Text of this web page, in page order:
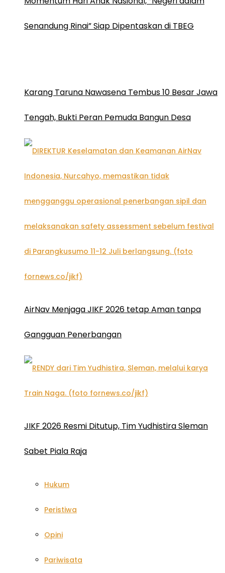
Senandung Rinai” Siap Dipentaskan di TBEG
Karang Taruna Nawasena Tembus 10 Besar Jawa
Tengah, Bukti Peran Pemuda Bangun Desa
AirNav Menjaga JIKF 2026 tetap Aman tanpa
Gangguan Penerbangan
JIKF 2026 Resmi Ditutup, Tim Yudhistira Sleman
Sabet Piala Raja
Hukum
Peristiwa
Opini
Pariwisata